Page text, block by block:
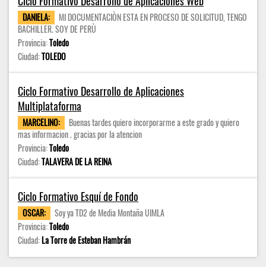
DANIELA:
MI DOCUMENTACIÒN ESTA EN PROCESO DE SOLICITUD, TENGO
BACHILLER. SOY DE PERÙ
Provincia:Toledo
Ciudad:TOLEDO
Ciclo Formativo Desarrollo de Aplicaciones
Multiplataforma
MARCELINO:
Buenas tardes quiero incorporarme a este grado y quiero
mas informacion . gracias por la atencion
Provincia:Toledo
Ciudad:TALAVERA DE LA REINA
Ciclo Formativo Esquí de Fondo
OSCAR:
Soy ya TD2 de Media Montaña UIMLA
Provincia:Toledo
Ciudad:La Torre de Esteban Hambrán